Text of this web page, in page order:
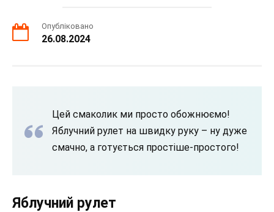
Опубліковано
26.08.2024
Цей смаколик ми просто обожнюємо!
Яблучний рулет на швидку руку – ну дуже
смачно, а готується простіше-простого!
Яблучний рулет